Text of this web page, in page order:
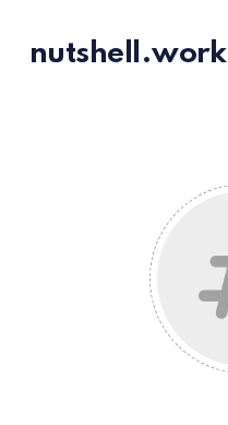
nutshell.work